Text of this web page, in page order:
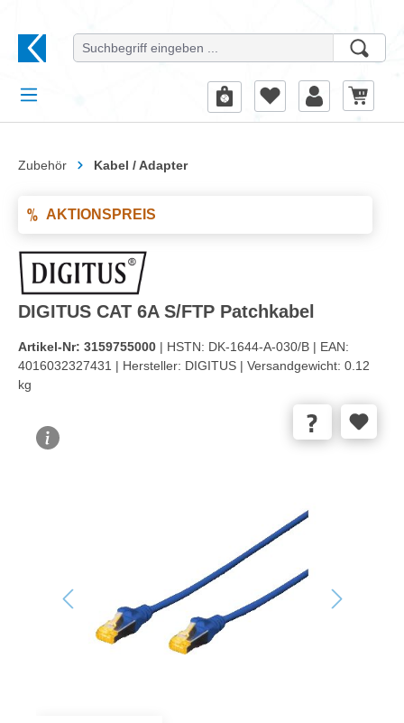
Zubehör Kabel / Adapter
AKTIONSPREIS
DIGITUS CAT 6A S/FTP Patchkabel
Artikel-Nr: 3159755000 | HSTN: DK-1644-A-030/B | EAN:
4016032327431 | Hersteller: DIGITUS | Versandgewicht: 0.12
kg